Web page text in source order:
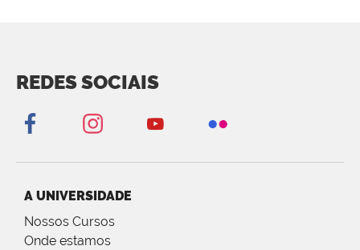
REDES SOCIAIS
A UNIVERSIDADE
Nossos Cursos
Onde estamos